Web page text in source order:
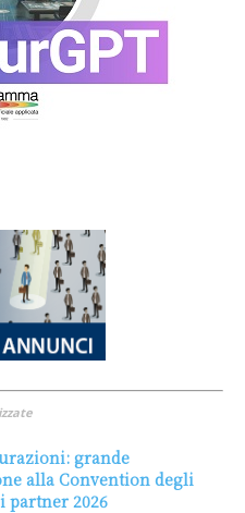
grande
alla Convention degli
2026